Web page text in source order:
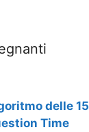
delle
Time